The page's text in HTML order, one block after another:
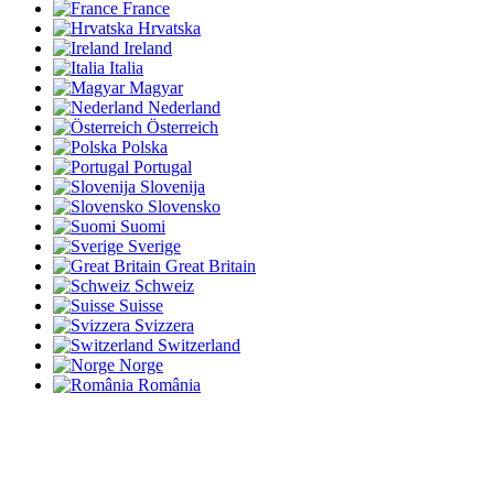
France
Hrvatska
Ireland
Italia
Magyar
Nederland
Österreich
Polska
Portugal
Slovenija
Slovensko
Suomi
Sverige
Great Britain
Schweiz
Suisse
Svizzera
Switzerland
Norge
România